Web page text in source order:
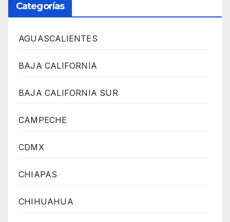
Categorías
AGUASCALIENTES
BAJA CALIFORNIA
BAJA CALIFORNIA SUR
CAMPECHE
CDMX
CHIAPAS
CHIHUAHUA